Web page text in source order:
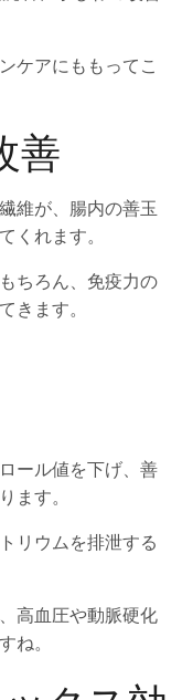
ケアにももってこ
善
維が、腸内の善玉
くれます。
ちろん、免疫力の
きます。
ール値を下げ、善
ます。
リウムを排泄する
高血圧や動脈硬化
ね。